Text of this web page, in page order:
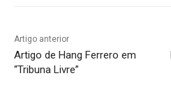
Artigo anterior
Artigo de Hang Ferrero em
“Tribuna Livre”